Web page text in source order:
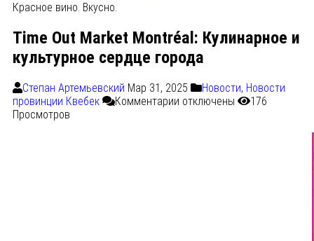
Красное вино. Вкусно.
Time Out Market Montréal: Кулинарное и
культурное сердце города
Степан Артемьевский Мар 31, 2025 Новости, Новости
провинции Квебек
Комментарии отключены
176
Просмотров